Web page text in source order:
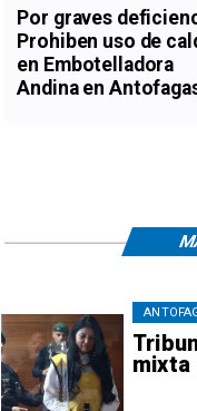
Por graves
Prohiben uso de
en Embotelladora
Andina en
mixta